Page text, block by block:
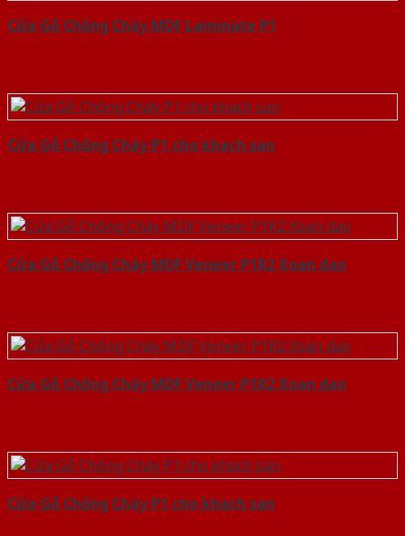
Cửa Gỗ Chống Cháy MDF Laminate P1
Cửa Gỗ Chống Cháy P1 cho khach san
Cửa Gỗ Chống Cháy MDF Veneer P1R2 Xoan dao
Cửa Gỗ Chống Cháy MDF Veneer P1R2 Xoan dao
Cửa Gỗ Chống Cháy P1 cho khach san